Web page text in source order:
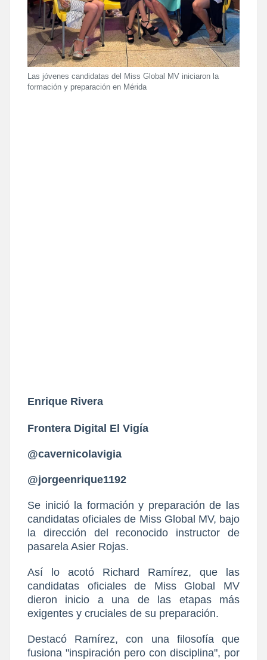
Las jóvenes candidatas del Miss Global MV iniciaron la
formación y preparación en Mérida
Enrique Rivera
Frontera Digital El Vigía
@cavernicolavigia
@jorgeenrique1192
Se inició la formación y preparación de las
candidatas oficiales de Miss Global MV, bajo
la dirección del reconocido instructor de
pasarela Asier Rojas.
Así lo acotó Richard Ramírez, que las
candidatas oficiales de Miss Global MV
dieron inicio a una de las etapas más
exigentes y cruciales de su preparación.
Destacó Ramírez, con una filosofía que
fusiona "inspiración pero con disciplina", por